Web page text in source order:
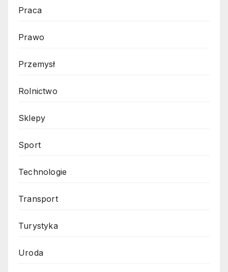
Praca
Prawo
Przemysł
Rolnictwo
Sklepy
Sport
Technologie
Transport
Turystyka
Uroda